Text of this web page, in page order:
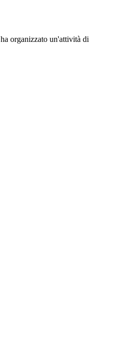
organizzato un'attività di